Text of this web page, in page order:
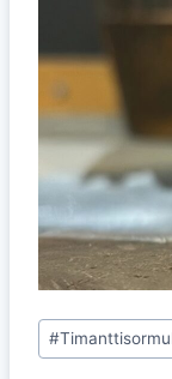
Avainsanat:
#